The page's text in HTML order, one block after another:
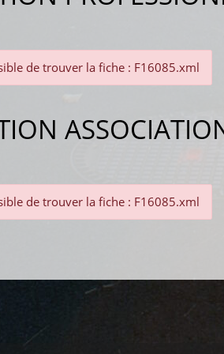
de trouver la fiche : F16085.xml
de trouver la fiche : F16085.xml